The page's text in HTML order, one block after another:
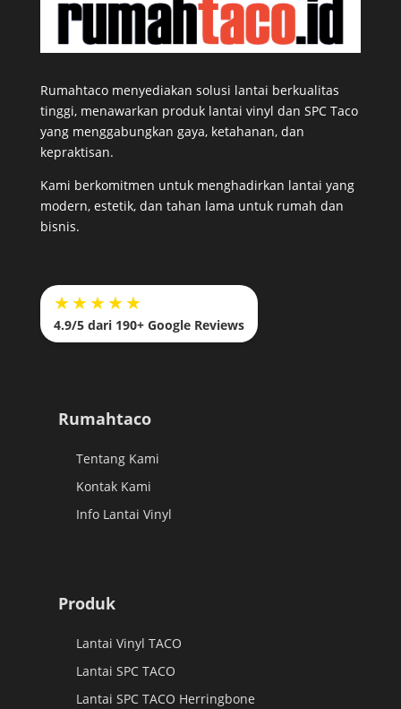
Rumahtaco menyediakan solusi lantai berkualitas
tinggi, menawarkan produk lantai vinyl dan SPC Taco
yang menggabungkan gaya, ketahanan, dan
kepraktisan.
Kami berkomitmen untuk menghadirkan lantai yang
modern, estetik, dan tahan lama untuk rumah dan
bisnis.
★★★★★
4.9/5 dari 190+ Google Reviews
Rumahtaco
Tentang Kami
Kontak Kami
Info Lantai Vinyl
Produk
Lantai Vinyl TACO
Lantai SPC TACO
Lantai SPC TACO Herringbone